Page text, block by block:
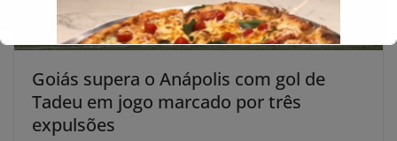
Goiás supera o Anápolis com gol de
Tadeu em jogo marcado por três
expulsões